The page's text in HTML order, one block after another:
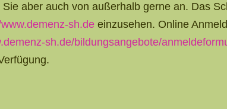
aber auch von außerhalb gerne an. Das
sh.deeinzusehen. Online
sh.de/bildungsangebote/